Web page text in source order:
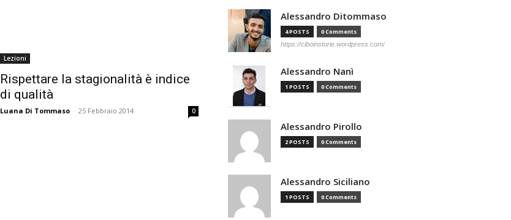
Lezioni
Rispettare la stagionalità è indice
di qualità
Luana Di Tommaso - 25 Febbraio 2014 0
Alessandro Ditommaso
4 POSTS 0 Comments
https://ciboinstorie.wordpress.com/
Alessandro Nanì
1 POSTS 0 Comments
Alessandro Pirollo
2 POSTS 0 Comments
Alessandro Siciliano
1 POSTS 0 Comments